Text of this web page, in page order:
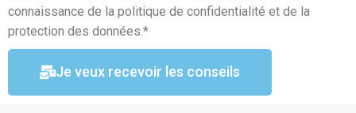
connaissance de la politique de confidentialité et de la
protection des données.*
Je veux recevoir les conseils